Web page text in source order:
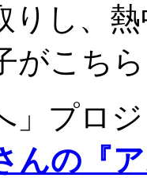
りし、
がこち
」プロ
んの『